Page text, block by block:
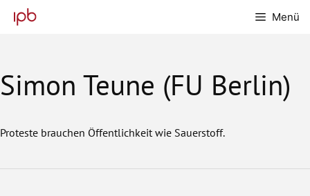
Inhalt
Menü
Simon Teune (FU Berlin)
Proteste brauchen Öffentlichkeit wie Sauerstoff.